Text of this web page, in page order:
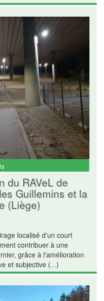
du RAVeL de
Guillemins et la
(Liège)
localisé d'un court
contribuer à une
grâce à l'amélioration
et subjective (...)